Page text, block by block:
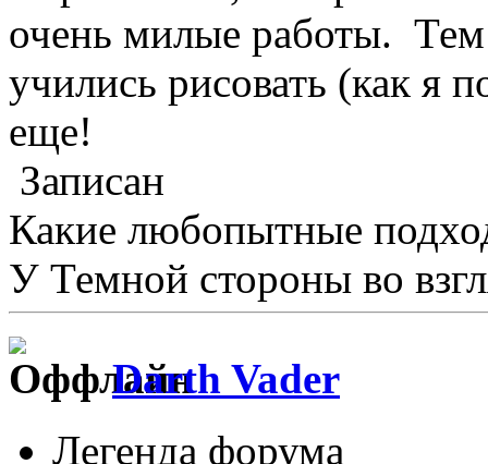
очень милые работы. Тем
учились рисовать (как я
еще!
Записан
Какие любопытные
У Темной стороны во
Darth Vader
Легенда форума